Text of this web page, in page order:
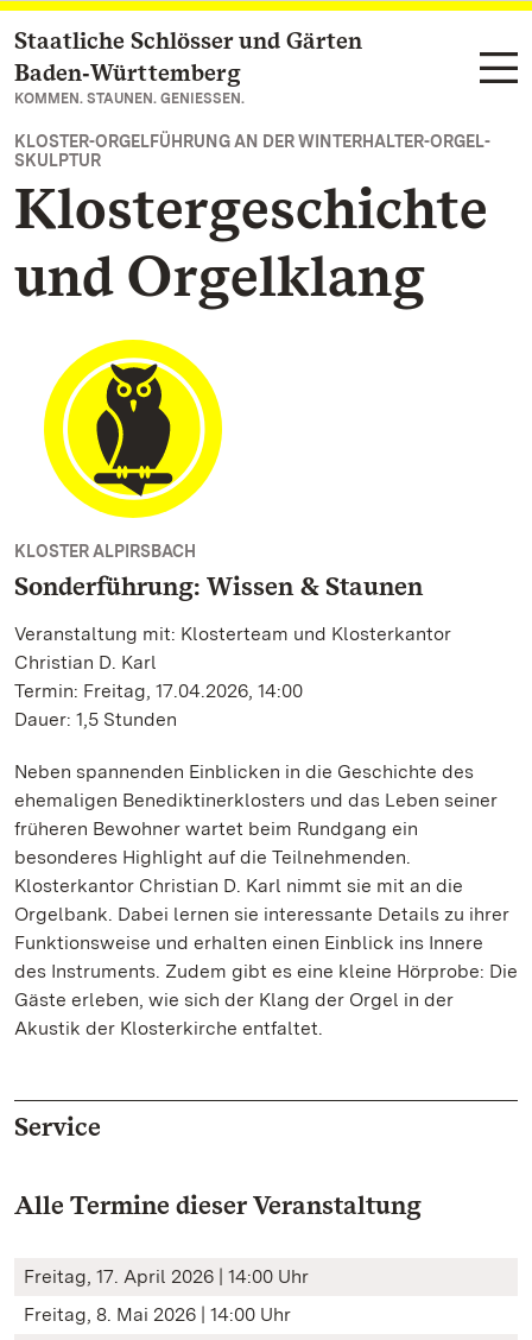
Zum Hauptinhalt springen
Staatliche Schlösser und Gärten
Baden‑Württemberg
KOMMEN. STAUNEN. GENIESSEN.
KLOSTER-ORGELFÜHRUNG AN DER WINTERHALTER-ORGEL-
SKULPTUR
Klostergeschichte
und Orgelklang
KLOSTER ALPIRSBACH
Sonderführung: Wissen & Staunen
Veranstaltung mit: Klosterteam und Klosterkantor
Christian D. Karl
Termin: Freitag, 17.04.2026, 14:00
Dauer: 1,5 Stunden
Neben spannenden Einblicken in die Geschichte des
ehemaligen Benediktinerklosters und das Leben seiner
früheren Bewohner wartet beim Rundgang ein
besonderes Highlight auf die Teilnehmenden.
Klosterkantor Christian D. Karl nimmt sie mit an die
Orgelbank. Dabei lernen sie interessante Details zu ihrer
Funktionsweise und erhalten einen Einblick ins Innere
des Instruments. Zudem gibt es eine kleine Hörprobe: Die
Gäste erleben, wie sich der Klang der Orgel in der
Akustik der Klosterkirche entfaltet.
Service
Alle Termine dieser Veranstaltung
Freitag, 17. April 2026 | 14:00 Uhr
Freitag, 8. Mai 2026 | 14:00 Uhr